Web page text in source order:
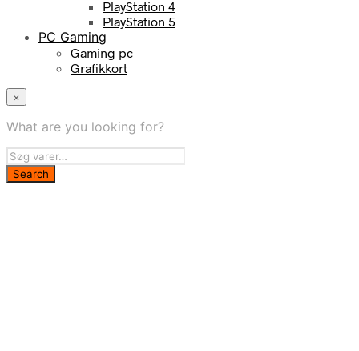
PlayStation 4
PlayStation 5
PC Gaming
Gaming pc
Grafikkort
×
What are you looking for?